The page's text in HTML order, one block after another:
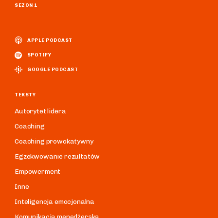
SEZON 1
APPLE PODCAST
SPOTIFY
GOOGLE PODCAST
TEKSTY
Autorytet lidera
Coaching
Coaching prowokatywny
Egzekwowanie rezultatów
Empowerment
Inne
Inteligencja emocjonalna